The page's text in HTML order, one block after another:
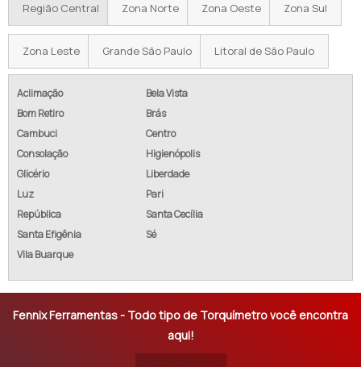
Região Central Zona Norte Zona Oeste Zona Sul
Zona Leste Grande São Paulo Litoral de São Paulo
Aclimação
Bela Vista
Bom Retiro
Brás
Cambuci
Centro
Consolação
Higienópolis
Glicério
Liberdade
Luz
Pari
República
Santa Cecília
Santa Efigênia
Sé
Vila Buarque
Fennix Ferramentas - Todo tipo de Torquímetro você encontra
aqui!